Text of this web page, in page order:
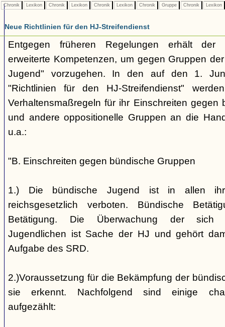
Chronik Lexikon Chronik Lexikon Chronik Lexikon Chronik Gruppe Chronik Lexikon
Neue Richtlinien für den HJ-Streifendienst
Entgegen früheren Regelungen erhält der
erweiterte Kompetenzen, um gegen Gruppen
Jugend" vorzugehen. In den auf den 1.
"Richtlinien für den HJ-Streifendienst"
Verhaltensmaßregeln für ihr Einschreiten gegen
und andere oppositionelle Gruppen an die
u.a.:
"B. Einschreiten gegen bündische Gruppen
1.) Die bündische Jugend ist in allen
reichsgesetzlich verboten. Bündische
Betätigung. Die Überwachung der sich
Jugendlichen ist Sache der HJ und gehört
Aufgabe des SRD.
2.)Voraussetzung für die Bekämpfung der
sie erkennt. Nachfolgend sind einige
aufgezählt: